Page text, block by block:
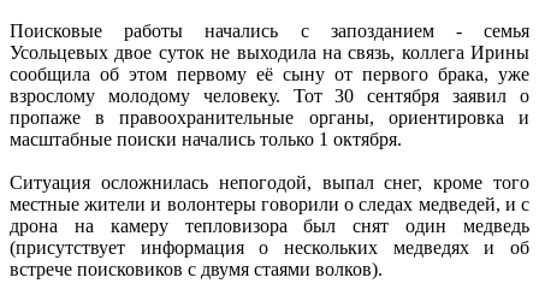
Поисковые работы начались с запозданием - семья
Усольцевых двое суток не выходила на связь, коллега Ирины
сообщила об этом первому её сыну от первого брака, уже
взрослому молодому человеку. Тот 30 сентября заявил о
пропаже в правоохранительные органы, ориентировка и
масштабные поиски начались только 1 октября.
Ситуация осложнилась непогодой, выпал снег, кроме того
местные жители и волонтеры говорили о следах медведей, и с
дрона на камеру тепловизора был снят один медведь
(присутствует информация о нескольких медведях и об
встрече поисковиков с двумя стаями волков).